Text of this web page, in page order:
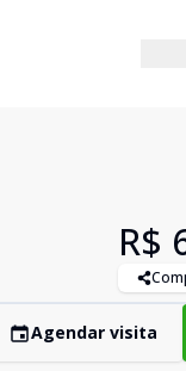
R$
Agendar visita